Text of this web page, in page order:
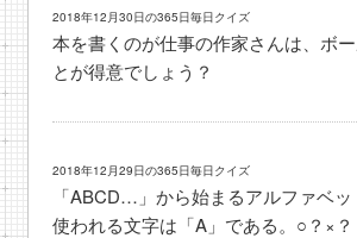
2018年12月30日の365日毎日クイズ
本を書くのが仕事の作家さんは、ボ
とが得意でしょう？
2018年12月29日の365日毎日クイズ
「ABCD…」から始まるアルファベッ
使われる文字は「A」である。○？×？